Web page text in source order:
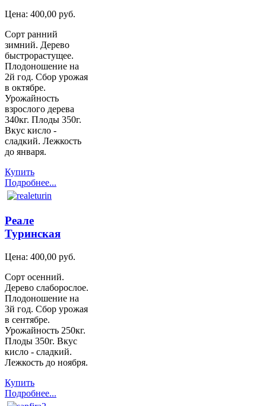
Цена: 400,00 руб.
Сорт ранний
зимний. Дерево
быстрорастущее.
Плодоношение на
2й год. Сбор урожая
в октябре.
Урожайность
взрослого дерева
340кг. Плоды 350г.
Вкус кисло -
сладкий. Лежкость
до января.
Купить
Подробнее...
Реале
Туринская
Цена: 400,00 руб.
Сорт осенний.
Дерево слаборослое.
Плодоношение на
3й год. Сбор урожая
в сентябре.
Урожайность 250кг.
Плоды 350г. Вкус
кисло - сладкий.
Лежкость до ноября.
Купить
Подробнее...